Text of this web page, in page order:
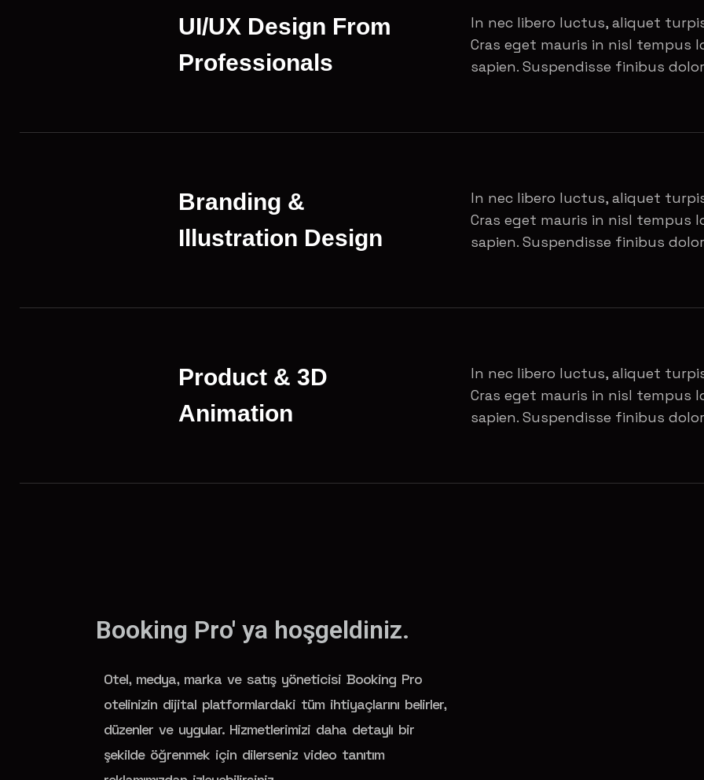
UI/UX Design From
Professionals
In nec libero luctus, aliquet
Cras eget mauris in nisl tempus
sapien. Suspendisse finibus
Branding &
Illustration Design
In nec libero luctus, aliquet
Cras eget mauris in nisl tempus
sapien. Suspendisse finibus
Product & 3D
Animation
In nec libero luctus, aliquet
Cras eget mauris in nisl tempus
sapien. Suspendisse finibus
Booking Pro' ya hoşgeldiniz.
Otel, medya, marka ve satış yöneticisi Booking Pro
otelinizin dijital platformlardaki tüm ihtiyaçlarını belirler,
düzenler ve uygular. Hizmetlerimizi daha detaylı bir
şekilde öğrenmek için dilerseniz video tanıtım